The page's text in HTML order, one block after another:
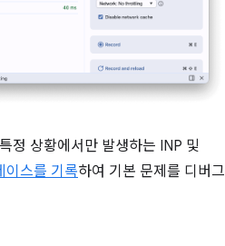
정 상황에서만 발생하는 INP 및
이스를 기록하여 기본 문제를 디버그